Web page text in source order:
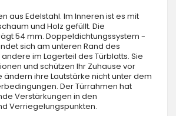
aus Edelstahl. Im Inneren ist es mit
und Holz gefüllt. Die
54 mm. Doppeldichtungssystem -
sich am unteren Rand des
im Lagerteil des Türblatts. Sie
und schützen Ihr Zuhause vor
ändern ihre Lautstärke nicht unter dem
Der Türrahmen hat
Verstärkungen in den
Verriegelungspunkten.